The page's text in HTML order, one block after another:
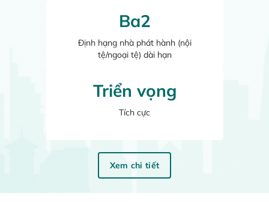
Ba2
Định hạng nhà phát hành(nội
tệ/ngoại tệ) dài hạn
Triển vọng
Tích cực
Xem chi tiết